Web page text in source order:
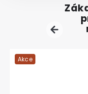
Previous
Akce